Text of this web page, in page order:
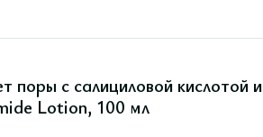
поры с салициловой кислотой и
Lotion, 100 мл